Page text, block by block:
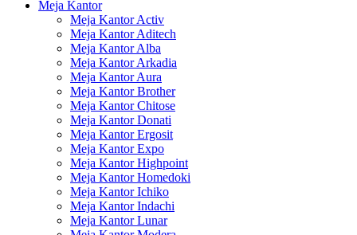
Meja Kantor
Meja Kantor Activ
Meja Kantor Aditech
Meja Kantor Alba
Meja Kantor Arkadia
Meja Kantor Aura
Meja Kantor Brother
Meja Kantor Chitose
Meja Kantor Donati
Meja Kantor Ergosit
Meja Kantor Expo
Meja Kantor Highpoint
Meja Kantor Homedoki
Meja Kantor Ichiko
Meja Kantor Indachi
Meja Kantor Lunar